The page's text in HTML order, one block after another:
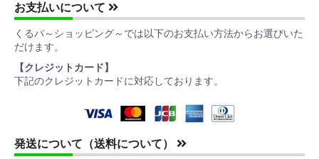
お支払いについて
くるパ～ショッピング～では以下のお支払い方法からお選びいた
だけます。
【クレジットカード】
下記のクレジットカードに対応しております。
発送について（送料について）